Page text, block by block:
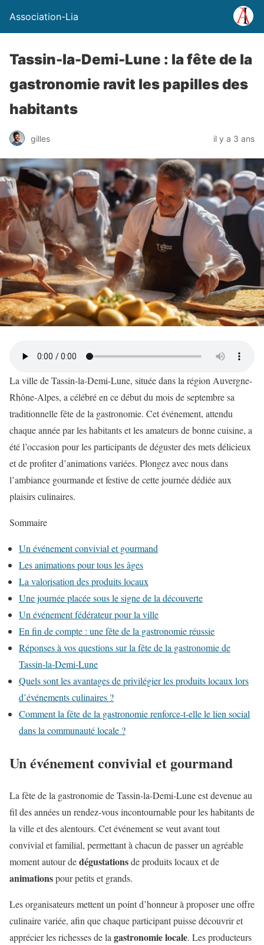
Association-Lia
Tassin-la-Demi-Lune : la fête de la
gastronomie ravit les papilles des
habitants
gilles il y a 3 ans
La ville de Tassin-la-Demi-Lune, située dans la région Auvergne-
Rhône-Alpes, a célébré en ce début du mois de septembre sa
traditionnelle fête de la gastronomie. Cet événement, attendu
chaque année par les habitants et les amateurs de bonne cuisine, a
été l’occasion pour les participants de déguster des mets délicieux
et de profiter d’animations variées. Plongez avec nous dans
l’ambiance gourmande et festive de cette journée dédiée aux
plaisirs culinaires.
Sommaire
Un événement convivial et gourmand
Les animations pour tous les âges
La valorisation des produits locaux
Une journée placée sous le signe de la découverte
Un événement fédérateur pour la ville
En fin de compte : une fête de la gastronomie réussie
Réponses à vos questions sur la fête de la gastronomie de
Tassin-la-Demi-Lune
Quels sont les avantages de privilégier les produits locaux lors
d’événements culinaires ?
Comment la fête de la gastronomie renforce-t-elle le lien social
dans la communauté locale ?
Un événement convivial et gourmand
La fête de la gastronomie de Tassin-la-Demi-Lune est devenue au
fil des années un rendez-vous incontournable pour les habitants de
la ville et des alentours. Cet événement se veut avant tout
convivial et familial, permettant à chacun de passer un agréable
moment autour dedégustationsde produits locaux et de
animationspour petits et grands.
Les organisateurs mettent un point d’honneur à proposer une offre
culinaire variée, afin que chaque participant puisse découvrir et
apprécier les richesses de la gastronomie locale. Les producteurs